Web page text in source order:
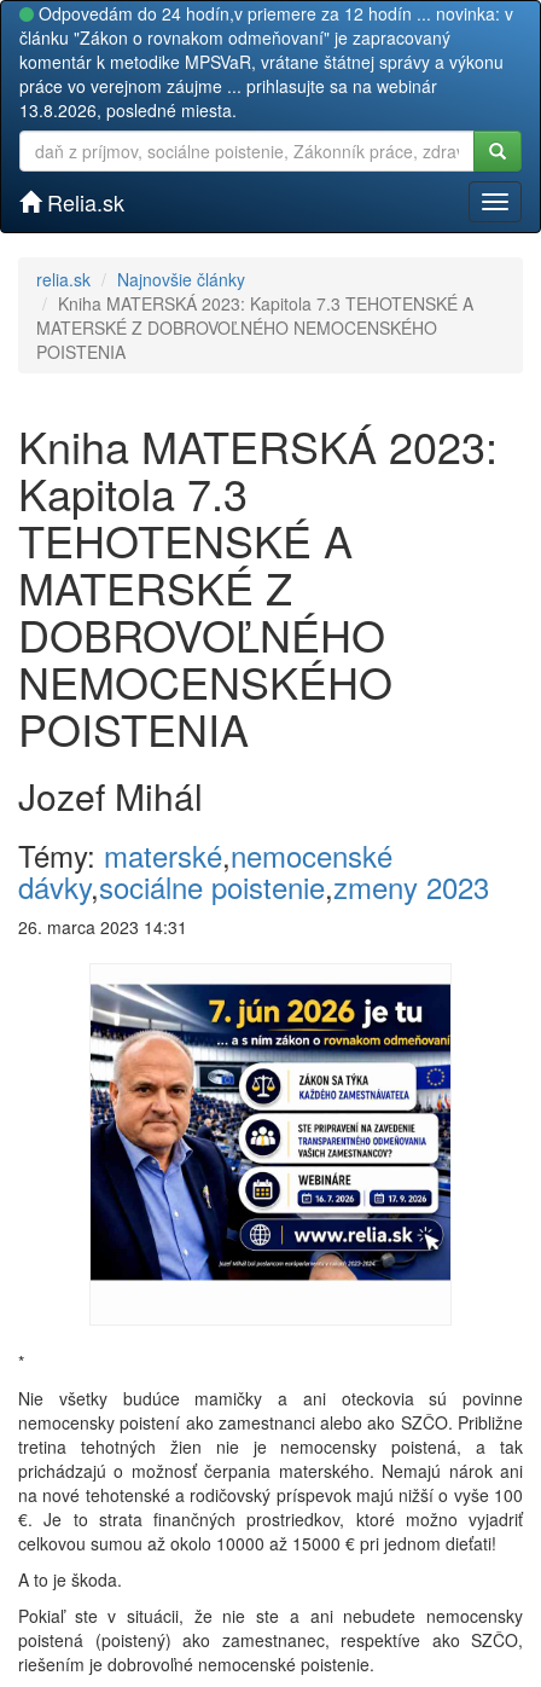
Odpovedám do 24 hodín,v priemere za 12 hodín ... novinka: v
článku "Zákon o rovnakom odmeňovaní" je zapracovaný
komentár k metodike MPSVaR, vrátane štátnej správy a výkonu
práce vo verejnom záujme ... prihlasujte sa na webinár
13.8.2026, posledné miesta.
Relia.sk
relia.sk
Najnovšie články
Kniha MATERSKÁ 2023: Kapitola 7.3 TEHOTENSKÉ A
MATERSKÉ Z DOBROVOĽNÉHO NEMOCENSKÉHO
POISTENIA
Kniha MATERSKÁ 2023:
Kapitola 7.3
TEHOTENSKÉ A
MATERSKÉ Z
DOBROVOĽNÉHO
NEMOCENSKÉHO
POISTENIA
Jozef Mihál
Témy: materské,nemocenské
dávky,sociálne poistenie,zmeny 2023
26. marca 2023 14:31
*
Nie všetky budúce mamičky a ani oteckovia sú povinne
nemocensky poistení ako zamestnanci alebo ako SZČO. Približne
tretina tehotných žien nie je nemocensky poistená, a tak
prichádzajú o možnosť čerpania materského. Nemajú nárok ani
na nové tehotenské a rodičovský príspevok majú nižší o vyše 100
€. Je to strata finančných prostriedkov, ktoré možno vyjadriť
celkovou sumou až okolo 10000 až 15000 € pri jednom dieťati!
A to je škoda.
Pokiaľ ste v situácii, že nie ste a ani nebudete nemocensky
poistená (poistený) ako zamestnanec, respektíve ako SZČO,
riešením je dobrovoľné nemocenské poistenie.